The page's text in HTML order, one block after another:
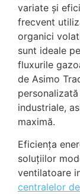
variate și
frecvent
organici
sunt ideale
fluxurile
de Asimo
industriale,
maximă.
Eficiența
soluțiilor
ventilatoare
centralelor